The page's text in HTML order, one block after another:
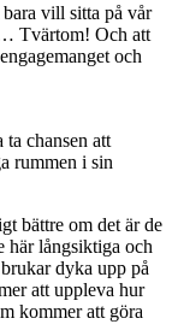
vill sitta på vår
Tvärtom! Och att
och
ta chansen att
rummen i sin
bättre om det är de
här långsiktiga och
dyka upp på
att uppleva hur
kommer att göra